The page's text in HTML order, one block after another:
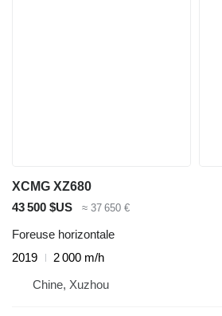
XCMG XZ680
43 500 $US
≈ 37 650 €
Foreuse horizontale
2019
2 000 m/h
Chine, Xuzhou